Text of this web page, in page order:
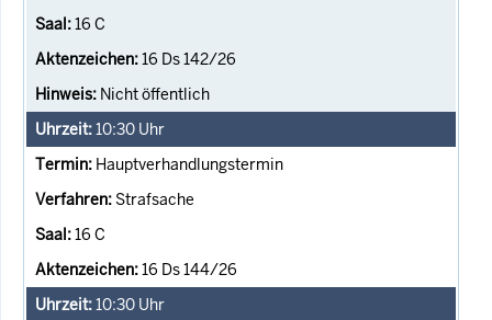
16 C
16 Ds 142/26
Nicht öffentlich
10:30 Uhr
Hauptverhandlungstermin
Strafsache
16 C
16 Ds 144/26
10:30 Uhr